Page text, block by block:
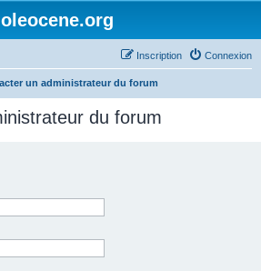
oleocene.org
Connexion
Inscription
un administrateur du forum
du forum